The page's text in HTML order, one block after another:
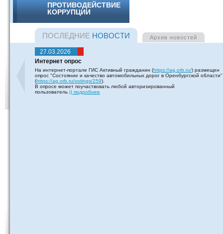
ПРОТИВОДЕЙСТВИЕ
КОРРУПЦИИ
ПОСЛЕДНИЕ НОВОСТИ Архив новостей
27.03.2026
Интернет опрос
На интернет-портале ГИС Активный гражданин (https://ag.orb.ru/) размещен
опрос "Состояние и качество автомобильных дорог в Оренбургской области"
(https://ag.orb.ru/votings/259).
В опросе может поучаствовать любой авторизированный
пользователь || подробнее